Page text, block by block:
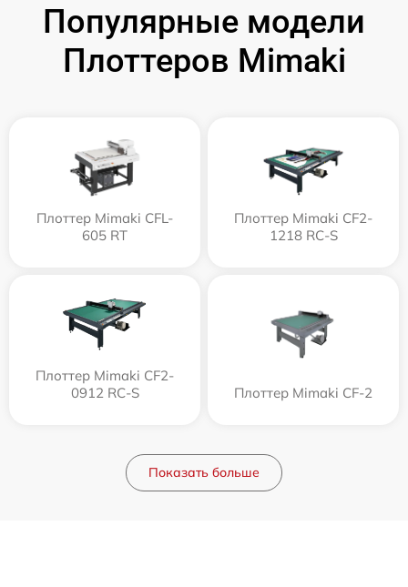
Популярные модели
Плоттеров Mimaki
Плоттер Mimaki CFL-
605 RT
Плоттер Mimaki CF2-
1218 RC-S
Плоттер Mimaki CF2-
0912 RC-S
Плоттер Mimaki CF-2
Показать больше